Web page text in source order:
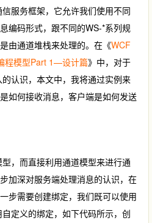
服务框架，它允许我们使用不同
编码形式，跟不同的WS-*系列规
由通道堆栈来处理的。在《WCF
程模型Part 1—设计篇》中，对于
认识，本文中，我将通过实例来
如何接收消息，客户端是如何发送
，而直接利用通道模型来进行通
加深对服务端处理消息的认识，在
步需要创建绑定，我们既可以使用
定义的绑定，如下代码所示，创